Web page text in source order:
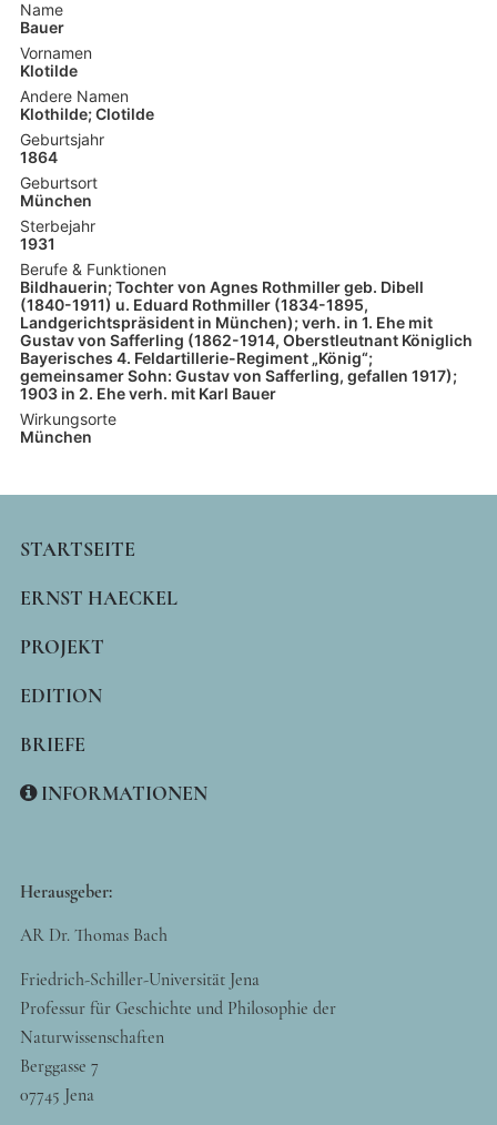
Name
Bauer
Vornamen
Klotilde
Andere Namen
Klothilde; Clotilde
Geburtsjahr
1864
Geburtsort
München
Sterbejahr
1931
Berufe & Funktionen
Bildhauerin; Tochter von Agnes Rothmiller geb. Dibell
(1840-1911) u. Eduard Rothmiller (1834-1895,
Landgerichtspräsident in München); verh. in 1. Ehe mit
Gustav von Safferling (1862-1914, Oberstleutnant Königlich
Bayerisches 4. Feldartillerie-Regiment „König“;
gemeinsamer Sohn: Gustav von Safferling, gefallen 1917);
1903 in 2. Ehe verh. mit Karl Bauer
Wirkungsorte
München
MAIN
NAVIGATION
STARTSEITE
ERNST HAECKEL
PROJEKT
EDITION
BRIEFE
INFORMATIONEN
Herausgeber:
AR Dr. Thomas Bach
Friedrich-Schiller-Universität Jena
Professur für Geschichte und Philosophie der
Naturwissenschaften
Berggasse 7
07745 Jena